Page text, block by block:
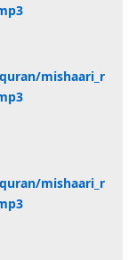
mishaari_r
mishaari_r